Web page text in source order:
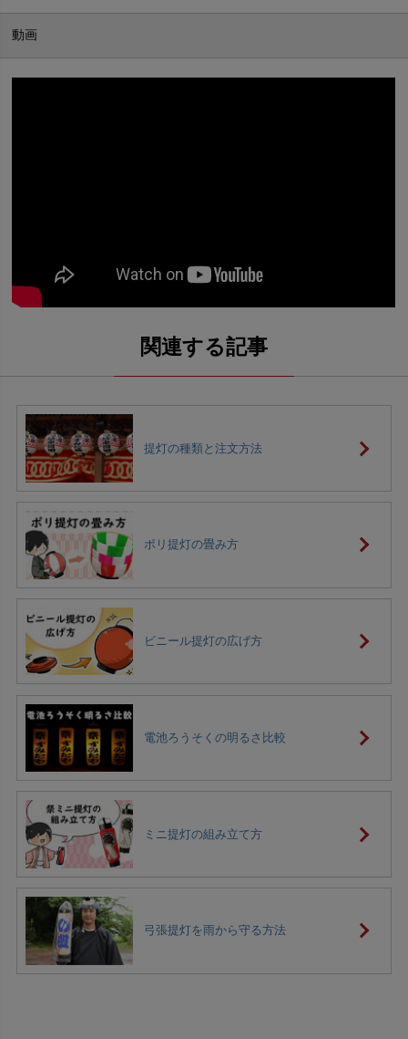
提灯の種類と注文方法
ポリ提灯の畳み方
ビニール提灯の広げ方
電池ろうそくの明るさ比較
ミニ提灯の組み立て方
弓張提灯を雨から守る方法